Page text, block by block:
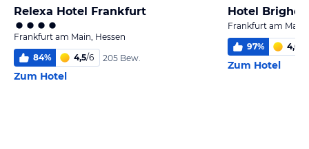
Relexa Hotel Frankfurt
Frankfurt am Main, Hessen
84% 4,5/6 205 Bew.
Zum Hotel
Hotel
Frankfurt am Main,
97% 4,0
Zum Hotel